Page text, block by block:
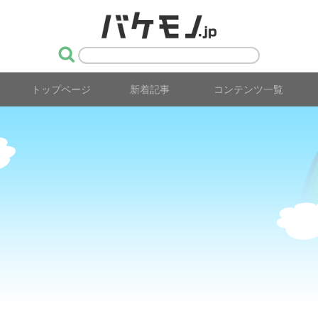
トップページ 新着記事 コンテンツ一覧